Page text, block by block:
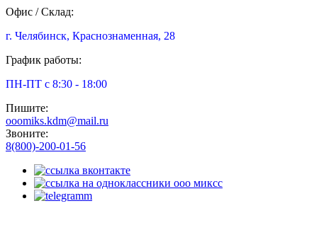
Офис / Склад:
г. Челябинск, Краснознаменная, 28
График работы:
ПН-ПТ с 8:30 - 18:00
Пишите:
ooomiks.kdm@mail.ru
Звоните:
8(800)-200-01-56